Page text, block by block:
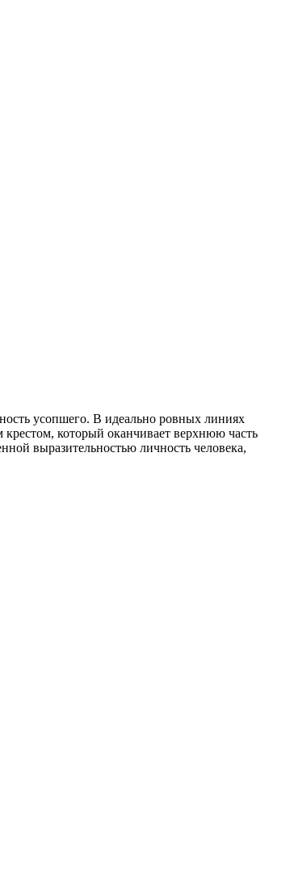
усопшего. В идеально ровных линиях
который оканчивает верхнюю часть
выразительностью личность человека,